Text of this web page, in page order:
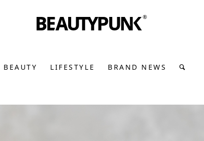
BEAUTY LIFESTYLE BRAND NEWS